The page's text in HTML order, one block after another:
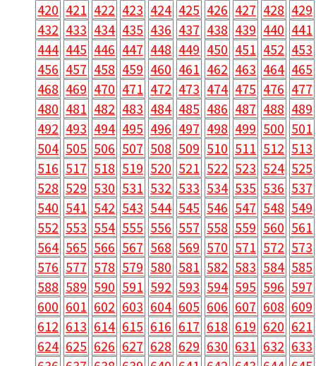
420 421 422 423 424 425 426 427 428 429
432 433 434 435 436 437 438 439 440 441
444 445 446 447 448 449 450 451 452 453
456 457 458 459 460 461 462 463 464 465
468 469 470 471 472 473 474 475 476 477
480 481 482 483 484 485 486 487 488 489
492 493 494 495 496 497 498 499 500 501
504 505 506 507 508 509 510 511 512 513
516 517 518 519 520 521 522 523 524 525
528 529 530 531 532 533 534 535 536 537
540 541 542 543 544 545 546 547 548 549
552 553 554 555 556 557 558 559 560 561
564 565 566 567 568 569 570 571 572 573
576 577 578 579 580 581 582 583 584 585
588 589 590 591 592 593 594 595 596 597
600 601 602 603 604 605 606 607 608 609
612 613 614 615 616 617 618 619 620 621
624 625 626 627 628 629 630 631 632 633